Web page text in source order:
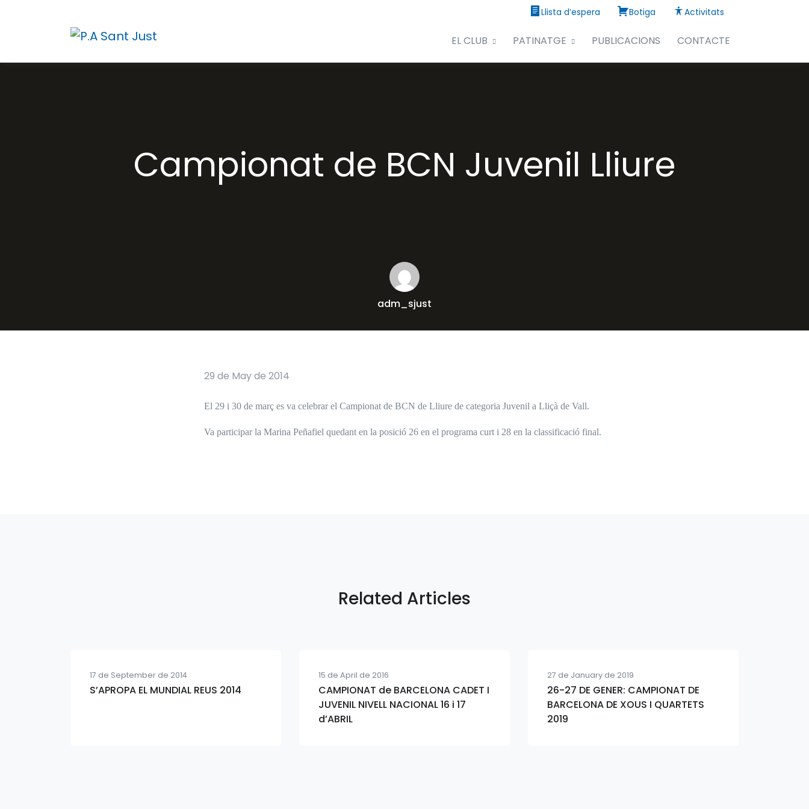
Llista d’espera Botiga Activitats
EL CLUB PATINATGE PUBLICACIONS CONTACTE
Campionat de BCN Juvenil Lliure
adm_sjust
29 de May de 2014
El 29 i 30 de març es va celebrar el Campionat de BCN de Lliure de categoria Juvenil a Lliçà de Vall.
Va participar la Marina Peñafiel quedant en la posició 26 en el programa curt i 28 en la classificació final.
Related Articles
17 de September de 2014
S’APROPA EL MUNDIAL REUS 2014
15 de April de 2016
CAMPIONAT de BARCELONA CADET I
JUVENIL NIVELL NACIONAL 16 i 17
d’ABRIL
27 de January de 2019
26-27 DE GENER: CAMPIONAT DE
BARCELONA DE XOUS I QUARTETS
2019